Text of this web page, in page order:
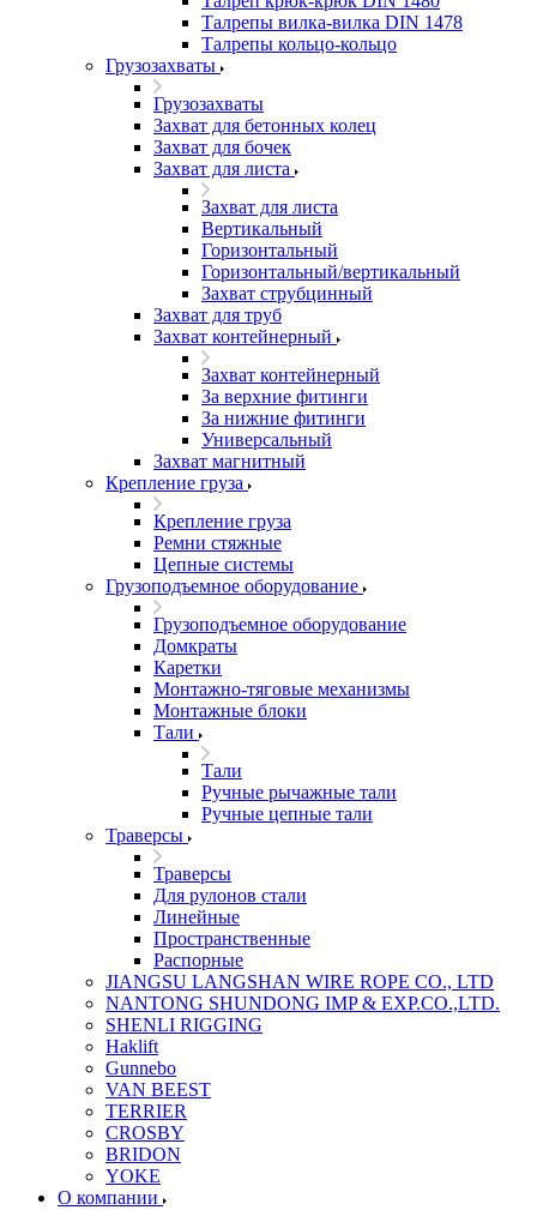
Талрепы вилка-вилка DIN 1478
Талрепы кольцо-кольцо
Грузозахваты
Грузозахваты
Захват для бетонных колец
Захват для бочек
Захват для листа
Захват для листа
Вертикальный
Горизонтальный
Горизонтальный/вертикальный
Захват струбцинный
Захват для труб
Захват контейнерный
Захват контейнерный
За верхние фитинги
За нижние фитинги
Универсальный
Захват магнитный
Крепление груза
Крепление груза
Ремни стяжные
Цепные системы
Грузоподъемное оборудование
Грузоподъемное оборудование
Домкраты
Каретки
Монтажно-тяговые механизмы
Монтажные блоки
Тали
Тали
Ручные рычажные тали
Ручные цепные тали
Траверсы
Траверсы
Для рулонов стали
Линейные
Пространственные
Распорные
JIANGSU LANGSHAN WIRE ROPE CO., LTD
NANTONG SHUNDONG IMP & EXP.CO.,LTD.
SHENLI RIGGING
Haklift
Gunnebo
VAN BEEST
TERRIER
CROSBY
BRIDON
YOKE
О компании